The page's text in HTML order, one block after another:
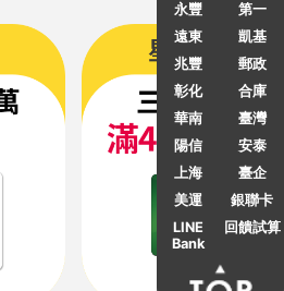
永豐
第一
遠東
凱基
兆豐
郵政
彰化
合庫
華南
臺灣
陽信
安泰
上海
臺企
美運
銀聯卡
LINE
Bank
回饋試算